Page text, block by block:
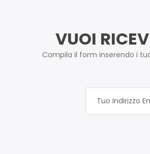
VUOI
Compila il form inserendo i